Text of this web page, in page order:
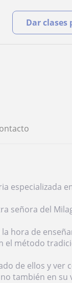
Dar
especializada
señora del
hora de
el método
de ellos y ver
también en su